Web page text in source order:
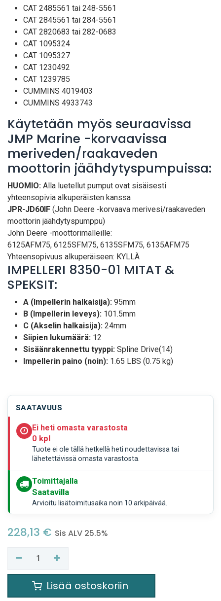
CAT 2485561 tai 248-5561
CAT 2845561 tai 284-5561
CAT 2820683 tai 282-0683
CAT 1095324
CAT 1095327
CAT 1230492
CAT 1239785
CUMMINS 4019403
CUMMINS 4933743
Käytetään myös seuraavissa
JMP Marine -korvaavissa
meriveden/raakaveden
moottorin jäähdytyspumpuissa:
HUOMIO: Alla luetellut pumput ovat sisäisesti
yhteensopivia alkuperäisten kanssa
JPR-JD60IF (John Deere -korvaava merivesi/raakaveden
moottorin jäähdytyspumppu)
John Deere -moottorimalleille:
6125AFM75, 6125SFM75, 6135SFM75, 6135AFM75
Yhteensopivuus alkuperäiseen: KYLLÄ
IMPELLERI 8350-01 MITAT &
SPEKSIT:
A (Impellerin halkaisija): 95mm
B (Impellerin leveys): 101.5mm
C (Akselin halkaisija): 24mm
Siipien lukumäärä: 12
Sisäänrakennettu tyyppi: Spline Drive(14)
Impellerin paino (noin): 1.65 LBS (0.75 kg)
SAATAVUUS
Ei heti omasta varastosta
0 kpl
Tuote ei ole tällä hetkellä heti noudettavissa tai
lähetettävissä omasta varastosta.
Toimittajalla
Saatavilla
Arvioitu lisätoimitusaika noin 10 arkipäivää.
228,13 € Sis ALV 25.5%
Lisää ostoskoriin